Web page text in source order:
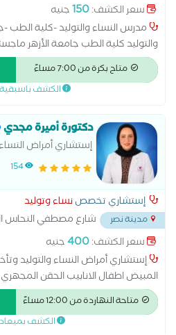
سعر الكشف:150جنيه
مدرس النساء والتوليد -كلية الطب -
والتوليد كلية الطب جامعة الأزهر
الدولي الإسلامي زميل طب الجنين
استشاري الحقن المجهري مستشفى
متاح بكرة من 7:00 مساءً
الكشف
دكتورة أميرة مجدي
إستشاري أمراض النساء
والعقم
154
إستشاري تخصصنساء وتوليد
مدينة نصر
شارع مصطفي النحاس
المنهل...
سعر الكشف:400جنيه
إستشاري أمراض النساء والتوليد
الطبيعية الولادة القيصرية تحليل
ما قبل الولادة وبعدها سونار سونار
عمليات تجميل المهبل عملية استئصال
متاحة النهاردة من 12:00 مساءً
الكشف